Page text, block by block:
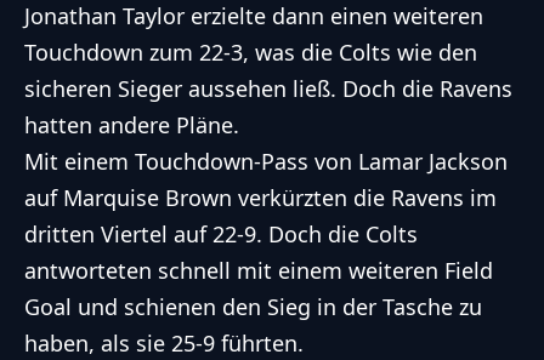
Jonathan Taylor erzielte dann einen weiteren
Touchdown zum 22-3, was die Colts wie den
sicheren Sieger aussehen ließ. Doch die Ravens
hatten andere Pläne.
Mit einem Touchdown-Pass von Lamar Jackson
auf Marquise Brown verkürzten die Ravens im
dritten Viertel auf 22-9. Doch die Colts
antworteten schnell mit einem weiteren Field
Goal und schienen den Sieg in der Tasche zu
haben, als sie 25-9 führten.